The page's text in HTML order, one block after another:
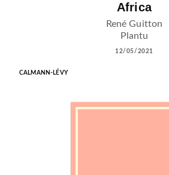
Africa
René Guitton
Plantu
12/05/2021
CALMANN-LÉVY